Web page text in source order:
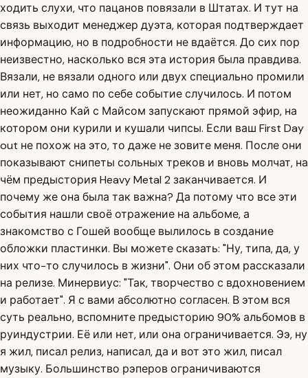
ходить слухи, что пацанов повязали в Штатах. И тут на
связь выходит менеджер дуэта, которая подтверждает
информацию, но в подробности не вдаётся. До сих пор
неизвестно, насколько вся эта история была правдива.
Вязали, не вязали одного или двух специально промили
или нет, но само по себе событие случилось. И потом
неожиданно Кай с Майсом запускают прямой эфир, на
котором они курили и кушали чипсы. Если ваш First Day
out не похож на это, то даже не зовите меня. После они
показывают снипеты сольных треков и вновь молчат, на
чём предыстория Heavy Metal 2 заканчивается. И
почему же она была так важна? Да потому что все эти
события нашли своё отражение на альбоме, а
знакомство с Гошей вообще вылилось в создание
обложки пластинки. Вы можете сказать: "Ну, типа, да, у
них что-то случилось в жизни". Они об этом рассказали
на релизе. Минервиус: "Так, творчество с вдохновением
и работает". Я с вами абсолютно согласен. В этом вся
суть реально, вспомните предысторию 90% альбомов в
руиндустрии. Её или нет, или она ограничивается. Ээ, ну
я жил, писал релиз, написал, да и вот это жил, писал
музыку. Большинство рэперов ограничиваются